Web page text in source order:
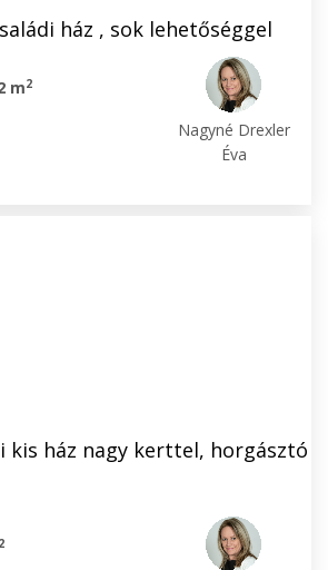
ház , sok lehetőséggel
m2
Nagyné Drexler
Éva
kis ház nagy kerttel, horgásztó
2